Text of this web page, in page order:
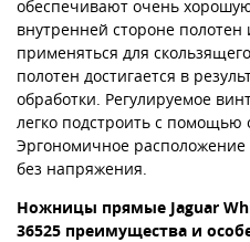
обеспечивают очень
внутренней стороне
применяться для
полотен достигается в
обработки. Регулируемое
легко подстроить с помощью
Эргономичное
без напряжения.
Ножницы прямые Jaguar
36525 преимущества и